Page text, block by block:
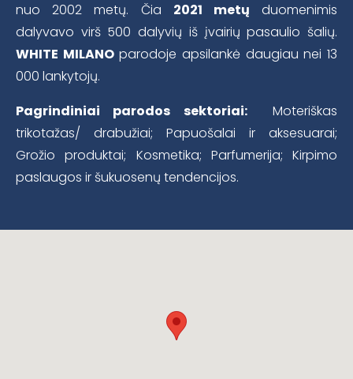
nuo 2002 metų. Čia 2021 metų duomenimis
dalyvavo virš 500 dalyvių iš įvairių pasaulio šalių.
WHITE MILANOparodoje apsilankė daugiau nei 13
000 lankytojų.
Pagrindiniai parodos sektoriai: Moteriškas
trikotažas/ drabužiai; Papuošalai ir aksesuarai;
Grožio produktai; Kosmetika; Parfumerija; Kirpimo
paslaugos ir šukuosenų tendencijos.